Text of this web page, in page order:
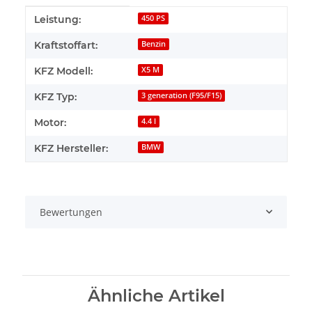
Produkteigenschaft
Wert
Leistung: 450 PS
Kraftstoffart: Benzin
KFZ Modell: X5 M
KFZ Typ: 3 generation (F95/F15)
Motor: 4.4 l
KFZ Hersteller: BMW
Bewertungen
Ähnliche Artikel